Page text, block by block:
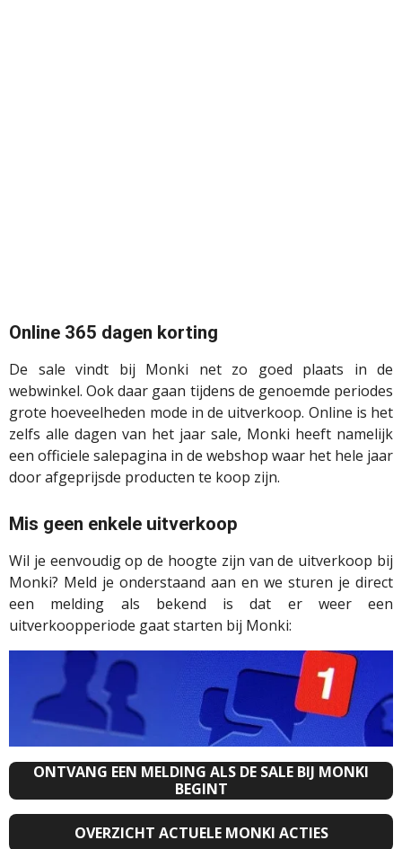
Online 365 dagen korting
De sale vindt bij Monki
net zo goed plaats in de
webwinkel. Ook daar gaan tijdens de genoemde periodes
grote hoeveelheden mode in de uitverkoop. Online is het
zelfs alle dagen van het jaar sale, Monki heeft namelijk
een officiele salepagina in de webshop waar het hele jaar
door afgeprijsde producten te koop zijn.
Mis geen enkele uitverkoop
Wil je eenvoudig op de hoogte zijn van de uitverkoop bij
Monki? Meld je onderstaand aan en we sturen je direct
een melding als bekend is dat er weer een
uitverkoopperiode gaat starten bij Monki:
ONTVANG EEN MELDING ALS DE SALE BIJ MONKI
BEGINT
OVERZICHT ACTUELE MONKI ACTIES